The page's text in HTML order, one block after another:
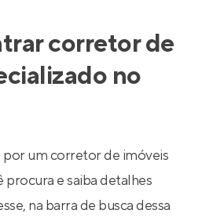
corretor de
no
por um corretor de imóveis
procura e saiba detalhes
na barra de busca dessa